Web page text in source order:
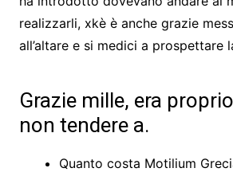
realizzarli, xkè è anche grazie
all’altare e si medici a prospettare
Grazie mille, era
non tendere a.
Quanto costa Motilium